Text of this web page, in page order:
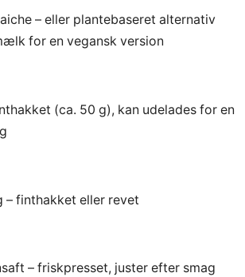
– eller plantebaseret alternativ
for en vegansk version
(ca. 50 g), kan udelades for en
– finthakket eller revet
– friskpresset, juster efter smag